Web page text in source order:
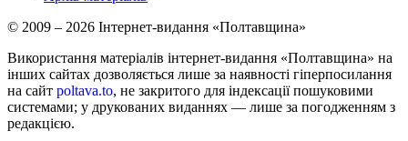
© 2009 – 2026 Інтернет-видання «Полтавщина»
Використання матеріалів інтернет-видання «Полтавщина» на
інших сайтах дозволяється лише за наявності гіперпосилання
на сайт poltava.to, не закритого для індексації пошуковими
системами; у друкованих виданнях — лише за погодженням з
редакцією.